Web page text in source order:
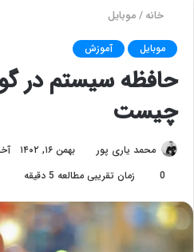
خانه/موبایل
موبایل آموزش
حافظه سیستم در
چیست
محمد یاری پور بهمن ۱۶, ۱۴۰۲
0
زمان تقریبی مطالعه 5 دقیقه